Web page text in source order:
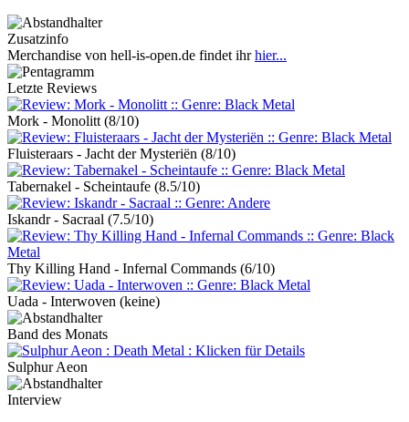
Zusatzinfo
Merchandise von hell-is-open.de findet ihrhier...
Letzte Reviews
Mork - Monolitt (8/10)
Fluisteraars - Jacht der Mysteriën (8/10)
Tabernakel - Scheintaufe (8.5/10)
Iskandr - Sacraal (7.5/10)
Thy Killing Hand - Infernal Commands (6/10)
Uada - Interwoven (keine)
Band des Monats
Sulphur Aeon
Interview